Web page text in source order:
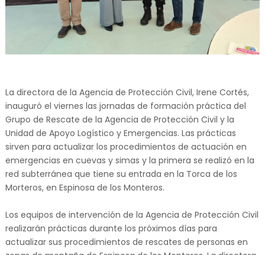
La directora de la Agencia de Protección Civil, Irene Cortés,
inauguró el viernes las jornadas de formación práctica del
Grupo de Rescate de la Agencia de Protección Civil y la
Unidad de Apoyo Logístico y Emergencias. Las prácticas
sirven para actualizar los procedimientos de actuación en
emergencias en cuevas y simas y la primera se realizó en la
red subterránea que tiene su entrada en la Torca de los
Morteros, en Espinosa de los Monteros.
Los equipos de intervención de la Agencia de Protección Civil
realizarán prácticas durante los próximos días para
actualizar sus procedimientos de rescates de personas en